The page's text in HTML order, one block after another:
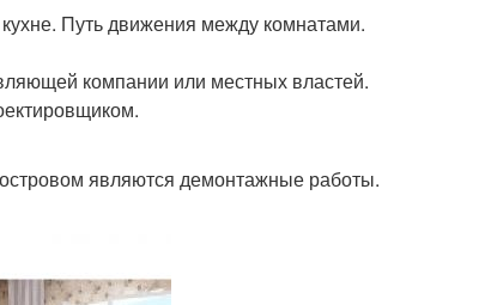
Путь движения между комнатами.
компании или местных властей.
являются демонтажные работы.